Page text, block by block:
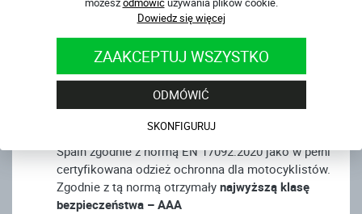
Dowiedz się więcej
ZAAKCEPTUJ WSZYSTKO
ODMÓWIĆ
SKONFIGURUJ
Aramidowy stretch pod pachami i w kroku jest
podwójnym, opatentowanym szwem szytym 4x!
Kombinezony 4SR mają podwójną warstwę skóry na
łokciach, ramionach, biodrach i pośladkach
centrum certyfikacyjne Eurofins Textile Testing
Spain zgodnie z normą EN 17092:2020 jako w pełni
certyfikowana odzież ochronna dla motocyklistów.
Zgodnie z tą normą otrzymały najwyższą klasę
bezpieczeństwa – AAA